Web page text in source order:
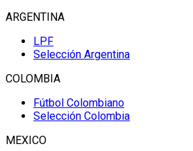
ARGENTINA
LPF
Selección Argentina
COLOMBIA
Fútbol Colombiano
Selección Colombia
MEXICO